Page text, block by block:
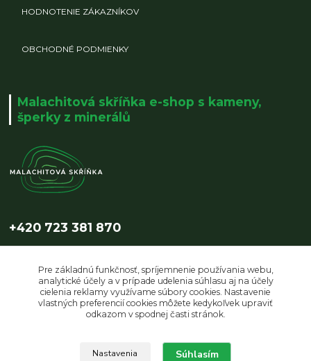
HODNOTENIE ZÁKAZNÍKOV
OBCHODNÉ PODMIENKY
Malachitová skříňka e-shop s kameny,
šperky z minerálů
+420 723 381 870
Upravit sběr cookies.
Pre základnú funkčnosť, spríjemnenie používania webu,
analytické účely a v prípade udelenia súhlasu aj na účely
cielenia reklamy využívame súbory cookies. Nastavenie
vlastných preferencií cookies môžete kedykoľvek upraviť
odkazom v spodnej časti stránok.
Nastavenia Súhlasím